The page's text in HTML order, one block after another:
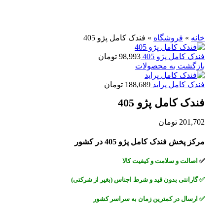
خانه » فروشگاه » فندک کامل پژو 405
فندک کامل پژو 405 98,993 تومان
بازگشت به محصولات
فندک کامل پراید 188,689 تومان
فندک کامل پژو 405
201,702 تومان
مرکز پخش فندک کامل پژو 405 در کشور
✅ اصالت و سلامت و کیفیت کالا
✅گارانتی بدون قید و شرط اجناس (بغیر از شرکتی)
✅ ارسال در کمترین زمان به سراسر کشور